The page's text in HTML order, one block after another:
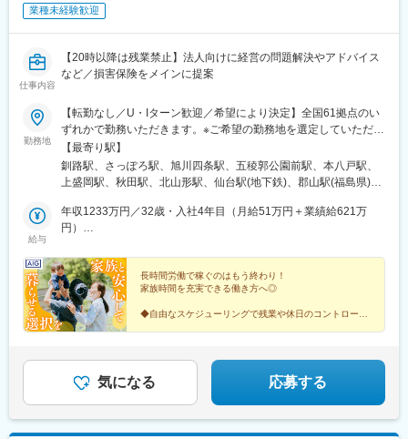
金融のプロと対等に話せる知識（財務、税務、他金融商品知識な
■働き方：総合職としての採用で、安定的な就業が可能です。また
土日対応なし、最大2週間のリフレッシュ休暇取得率96％、残業
時間削減（19時までの絶対退社）、フレックス制度、在宅勤務制
度等を導入し、働き方改革を実現しています。
■キャリアパス：将来的に営業部長、エリア統括部長はもちろん、
人事・マーケティング・企画系の本社部門など様々なキャリアパ
スの可能性があります。ただし、部署によっては英語力が必須の
部署もありますので、英語が話せると非常にチャンスが拡がりま
す。
■教育体制：
入社後、配属先の営業部に関係なく本社にて3週間の対面研修があ
ります。
その後は、先輩社員1名が専属で1年間丁寧にサポート。定期的に
研修を実施し理解を深められる環境が整っています。
変更の範囲：会社の定める業務
業種未経験歓迎
仕事内容
【20時以降は残業禁止】法人向けに経営の問題解決やアドバイス
など／損害保険をメインに提案
勤務地
【転勤なし／U・Iターン歓迎／希望により決定】全国61拠点のい
ずれかで勤務いただきます。※ご希望の勤務地を選定していただけ
ます。※現住所と希望勤務地が異なる場合、面接は現住所の近くで
行うことも可能です。★受動喫煙対策：敷地内喫煙可能場所あり
（勤務先に応じて変動の可能性あり）
【最寄り駅】
釧路駅、さっぽろ駅、旭川四条駅、五稜郭公園前駅、本八戸駅、
上盛岡駅、秋田駅、北山形駅、仙台駅(地下鉄)、郡山駅(福島県)、
水戸駅、つくば駅、東武宇都宮駅、前橋駅、大宮駅(埼玉県)、海浜
幕張駅、甲府駅、松本駅、新潟駅、インテック本社前駅、北鉄金
駅、豊橋公園前駅、津新町駅、大阪梅田駅(阪急線)、大阪阿部野橋
駅、草津駅(滋賀県)、丹波口駅、三宮駅(神戸新交通)、姫路駅、新
大宮駅、和歌山駅、東中央町駅、紙屋町東駅、徳山駅、鳥取駅、
松江駅、片原町駅(香川県)、蓮池町通駅、阿波富田駅、市役所前駅
(愛媛県)、赤坂駅(福岡県)、平和通駅、西鉄久留米駅、佐賀駅、桜
駅(沖縄県)、札幌駅、中央病院前駅、あおば通駅、六本木一丁目
駅、京王八王子駅、金手駅、西松本駅、富山駅北駅、仁愛女子高
給与
年収1233万円／32歳・入社4年目（月給51万円＋業績給621万
円）
長時間労働で稼ぐのはもう終わり！
家族時間を充実できる働き方へ◎
◆自由なスケジューリングで残業や休日のコントロール
◆年間休日125日／土日祝休み
気になる 応募する